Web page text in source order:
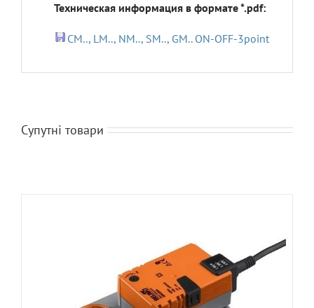
Техническая информация в формате *.pdf:
CM.., LM.., NM.., SM.., GM.. ON-OFF-3point
Супутні товари